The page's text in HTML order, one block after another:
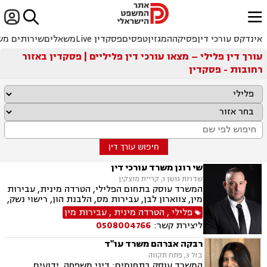

ﱐ
אינדקס עורכי דיןפסיקההמגזיןטפסיםפסקדין Live משאליםשירותים
עורך דין פלילי – מצאו עורכי דין פליליים | פסקדין באזור
רחובות - פסקדין
חיפוש עורך דין
שי רונן משרד עורכי דין
שדרות גושן 1, קריית מוצקין
המשרד עוסק בתחום הפלילי, הטרדה מינית, עבירות
מין, צווארון לבן, עבירות מס, הלבנת הון, רישוי נשק,
ייצוג קטינים, אלימות במשפחה, עבירות סמים, ועדת
שחרורים, עבירות סייבר, סירוב ויזה לארה"ב, מחיקת
רישום פלילי הסגרה ופשיעה בינלאומית, נפגעי
עבירה.
פלילי, הטרדה מינית ,עבירות מין
ליצירת קשר: 0508004766
רבקה אברהם משרד עו"ד
בזל 3, פתח תקווה